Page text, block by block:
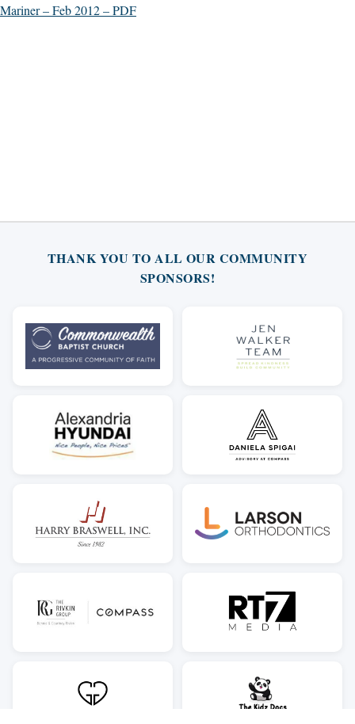
Mariner – Feb 2012 – PDF
THANK YOU TO ALL OUR COMMUNITY
SPONSORS!